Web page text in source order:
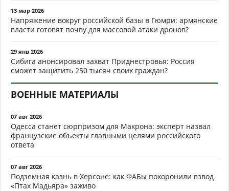
13 мар 2026
Напряжение вокруг российской базы в Гюмри: армянские
власти готовят почву для массовой атаки дронов?
29 янв 2026
Сибига анонсировал захват Приднестровья: Россия
сможет защитить 250 тысяч своих граждан?
ВОЕННЫЕ МАТЕРИАЛЫ
07 авг 2026
Одесса станет сюрпризом для Макрона: эксперт назвал
французские объекты главными целями российского
ответа
07 авг 2026
Подземная казнь в Херсоне: как ФАБы похоронили взвод
«Птах Мадьяра» заживо